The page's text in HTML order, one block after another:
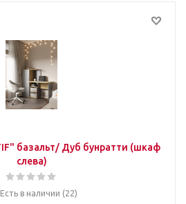
слева)
Есть в наличии (22)